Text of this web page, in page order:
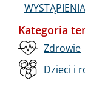
Kategoria
Zdrowie
Dzieci i